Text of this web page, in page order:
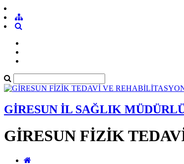
GİRESUN İL SAĞLIK
GİRESUN FİZİK